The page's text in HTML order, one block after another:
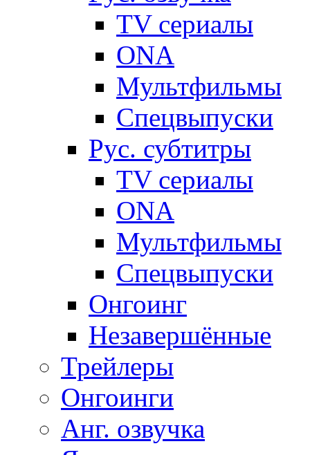
TV сериалы
ONA
Мультфильмы
Спецвыпуски
Рус. субтитры
TV сериалы
ONA
Мультфильмы
Спецвыпуски
Онгоинг
Незавершённые
Трейлеры
Онгоинги
Анг. озвучка